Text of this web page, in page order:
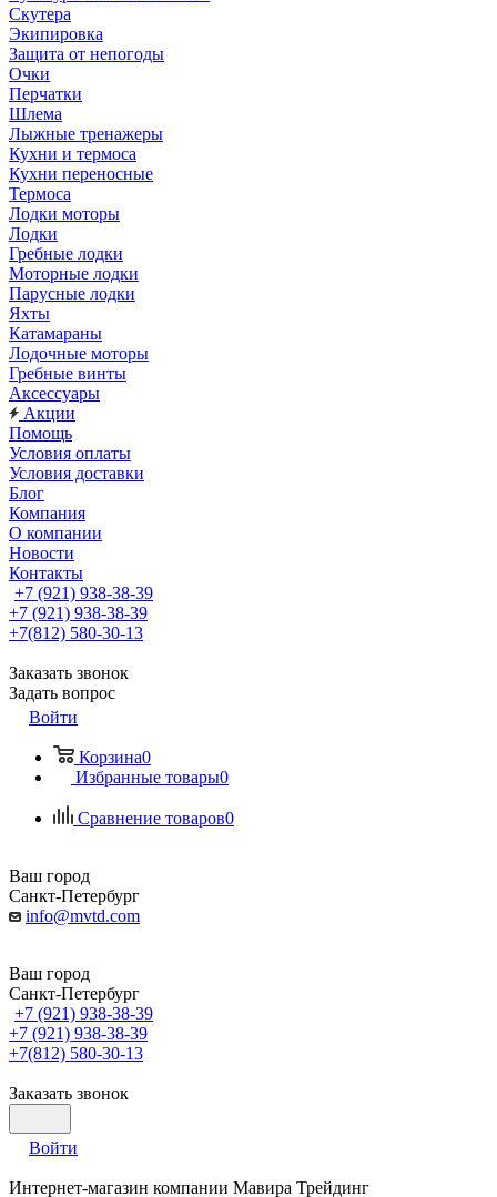
Скутера
Экипировка
Защита от непогоды
Очки
Перчатки
Шлема
Лыжные тренажеры
Кухни и термоса
Кухни переносные
Термоса
Лодки моторы
Лодки
Гребные лодки
Моторные лодки
Парусные лодки
Яхты
Катамараны
Лодочные моторы
Гребные винты
Аксессуары
Акции
Помощь
Условия оплаты
Условия доставки
Блог
Компания
О компании
Новости
Контакты
+7 (921) 938-38-39
+7 (921) 938-38-39
+7(812) 580-30-13
Заказать звонок
Задать вопрос
Войти
Корзина0
Избранные товары0
Сравнение товаров0
Ваш город
Санкт-Петербург
info@mvtd.com
Ваш город
Санкт-Петербург
+7 (921) 938-38-39
+7 (921) 938-38-39
+7(812) 580-30-13
Заказать звонок
Войти
Интернет-магазин компании Мавира Трейдинг